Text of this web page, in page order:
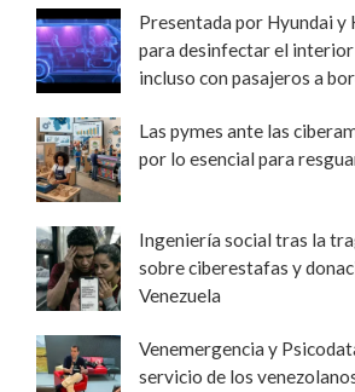
Presentada por Hyundai y
para desinfectar el
incluso con pasajeros a
Las pymes ante las
por lo esencial para
Ingeniería social tras la
sobre ciberestafas y
Venezuela
Venemergencia y
servicio de los